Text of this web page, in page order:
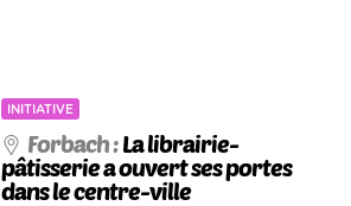
INITIATIVE
Forbach :La librairie-
pâtisserie a ouvert ses portes
dans le centre-ville